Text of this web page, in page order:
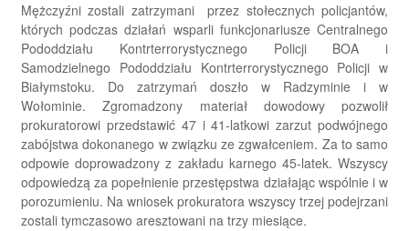
Mężczyźni zostali zatrzymani przez stołecznych policjantów,
których podczas działań wsparli funkcjonariusze Centralnego
Pododdziału Kontrterrorystycznego Policji BOA i
Samodzielnego Pododdziału Kontrterrorystycznego Policji w
Białymstoku. Do zatrzymań doszło w Radzyminie i w
Wołominie. Zgromadzony materiał dowodowy pozwolił
prokuratorowi przedstawić 47 i 41-latkowi zarzut podwójnego
zabójstwa dokonanego w związku ze zgwałceniem. Za to samo
odpowie doprowadzony z zakładu karnego 45-latek. Wszyscy
odpowiedzą za popełnienie przestępstwa działając wspólnie i w
porozumieniu. Na wniosek prokuratora wszyscy trzej podejrzani
zostali tymczasowo aresztowani na trzy miesiące.